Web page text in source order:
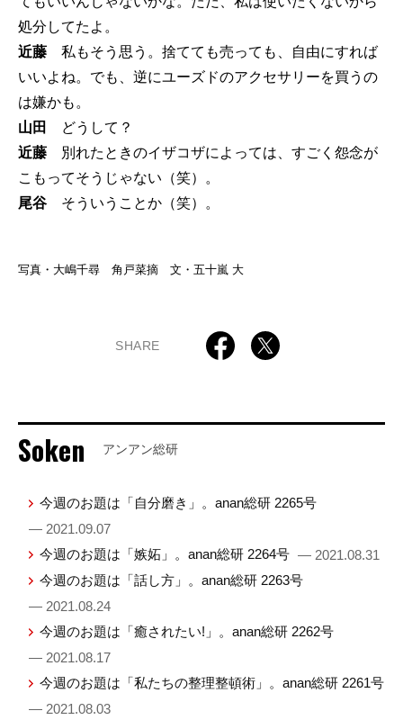
処分してたよ。
近藤 私もそう思う。捨てても売っても、自由にすれば
いいよね。でも、逆にユーズドのアクセサリーを買うの
は嫌かも。
山田
どうして？
近藤
別れたときのイザコザによっては、すごく怨念が
こもってそうじゃない（笑）。
尾谷 そういうことか（笑）。
写真・大嶋千尋 角戸菜摘 文・五十嵐 大
SHARE
Soken アンアン総研
今週のお題は「自分磨き」。anan総研 2265号
— 2021.09.07
今週のお題は「嫉妬」。anan総研 2264号 — 2021.08.31
今週のお題は「話し方」。anan総研 2263号
— 2021.08.24
今週のお題は「癒されたい!」。anan総研 2262号
— 2021.08.17
今週のお題は「私たちの整理整頓術」。anan総研 2261号
— 2021.08.03